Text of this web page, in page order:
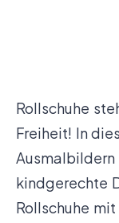
Rollschuhe
Freiheit! In
kindgerechte
Rollschuhe